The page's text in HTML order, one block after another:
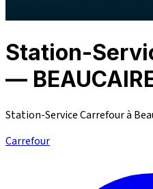
Station-
—
Station-Service Carrefour à
Carrefour